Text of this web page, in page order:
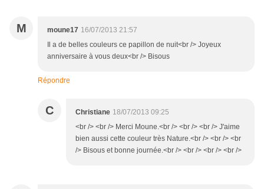
M moune17 16/07/2013 21:57
Il a de belles couleurs ce papillon de nuit<br /> Joyeux
anniversaire à vous deux<br /> Bisous
Répondre
C Christiane 18/07/2013 09:25
<br /> <br /> Merci Moune.<br /> <br /> <br /> J'aime
bien aussi cette couleur très Nature.<br /> <br /> <br
/> Bisous et bonne journée.<br /> <br /> <br /> <br />